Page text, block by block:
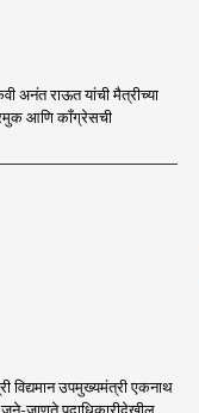
अनंत राऊत यांची मैत्रीच्या
आणि काँग्रेसची
विद्यमान उपमुख्यमंत्री एकनाथ